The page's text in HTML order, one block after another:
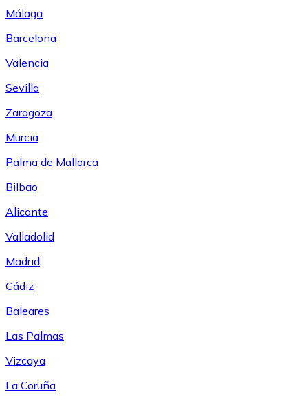
Málaga
Barcelona
Valencia
Sevilla
Zaragoza
Murcia
Palma de Mallorca
Bilbao
Alicante
Valladolid
Madrid
Cádiz
Baleares
Las Palmas
Vizcaya
La Coruña